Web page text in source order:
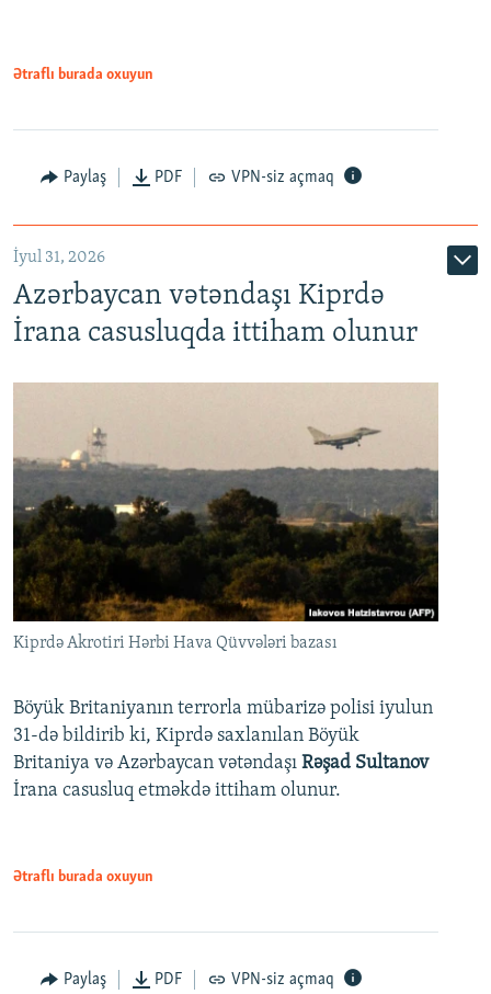
Ətraflı burada oxuyun
Paylaş PDF VPN-siz açmaq
İyul 31, 2026
Azərbaycan vətəndaşı Kiprdə
İrana casusluqda ittiham olunur
Kiprdə Akrotiri Hərbi Hava Qüvvələri bazası
Böyük Britaniyanın terrorla mübarizə polisi iyulun
31-də bildirib ki, Kiprdə saxlanılan Böyük
Britaniya və Azərbaycan vətəndaşı Rəşad Sultanov
İrana casusluq etməkdə ittiham olunur.
Ətraflı burada oxuyun
Paylaş PDF VPN-siz açmaq